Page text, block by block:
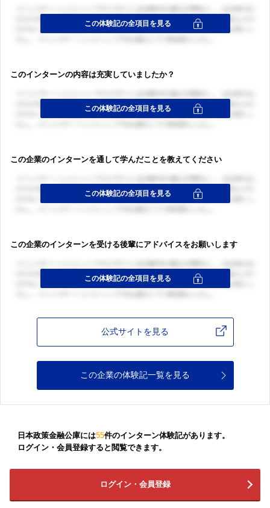
このインターンの内容は充実していましたか？
この企業のインターンを通して学んだことを教えてください
この企業のインターンを受ける後輩にアドバイスをお願いします
公式サイトを見る
この企業の体験記一覧を見る
日本政策金融公庫には55件のインターン体験記があります。
ログイン・会員登録すると閲覧できます。
ログイン・会員登録